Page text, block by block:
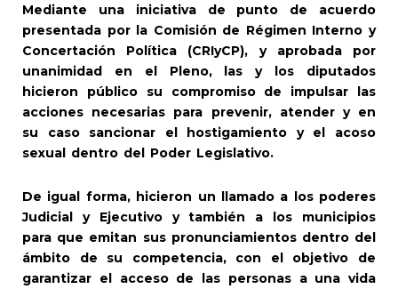
Mediante una iniciativa de punto de acuerdo
presentada por la Comisión de Régimen Interno y
Concertación Política (CRIyCP), y aprobada por
unanimidad en el Pleno, las y los diputados
hicieron público su compromiso de impulsar las
acciones necesarias para prevenir, atender y en
su caso sancionar el hostigamiento y el acoso
sexual dentro del Poder Legislativo.
De igual forma, hicieron un llamado a los poderes
Judicial y Ejecutivo y también a los municipios
para que emitan sus pronunciamientos dentro del
ámbito de su competencia, con el objetivo de
garantizar el acceso de las personas a una vida